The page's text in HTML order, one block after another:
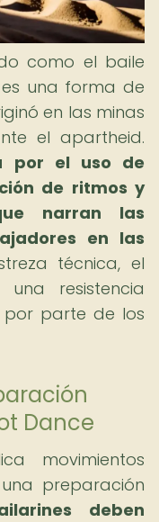
como el baile
una forma de
en las minas
el apartheid.
por el uso de
de ritmos y
narran las
en las
técnica, el
resistencia
por parte de los
Dance
movimientos
preparación
deben